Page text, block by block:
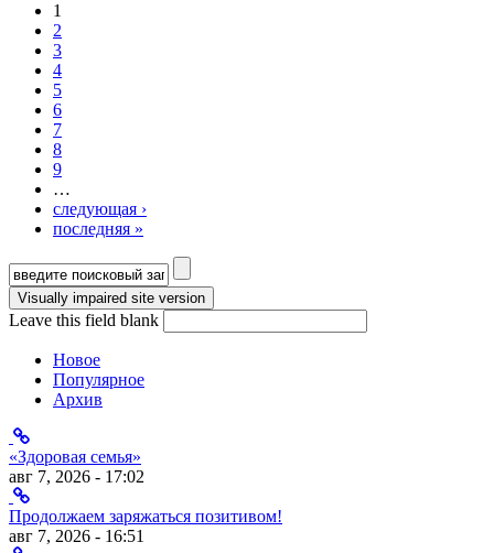
Страницы
1
2
3
4
5
6
7
8
9
…
следующая ›
последняя »
Форма поиска
Leave this field blank
Новое
Популярное
Архив
«Здоровая семья»
авг 7, 2026 - 17:02
Продолжаем заряжаться позитивом!
авг 7, 2026 - 16:51